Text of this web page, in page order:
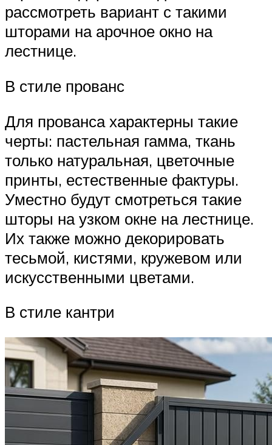
рассмотреть вариант с такими
шторами на арочное окно на
лестнице.
В стиле прованс
Для прованса характерны такие
черты: пастельная гамма, ткань
только натуральная, цветочные
принты, естественные фактуры.
Уместно будут смотреться такие
шторы на узком окне на лестнице.
Их также можно декорировать
тесьмой, кистями, кружевом или
искусственными цветами.
В стиле кантри